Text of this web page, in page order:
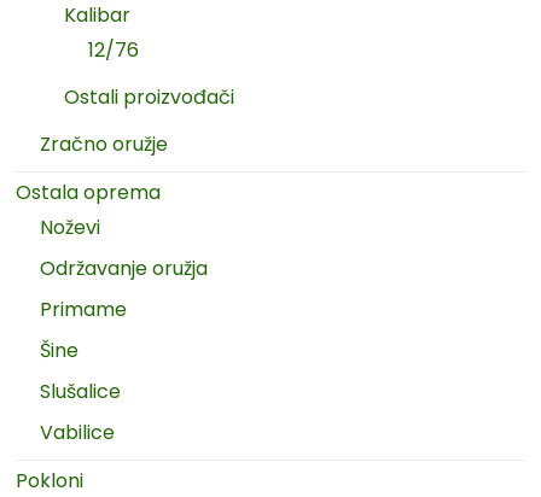
Kalibar
12/76
Ostali proizvođači
Zračno oružje
Ostala oprema
Noževi
Održavanje oružja
Primame
Šine
Slušalice
Vabilice
Pokloni